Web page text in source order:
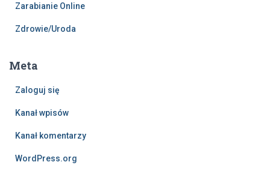
Zarabianie Online
Zdrowie/Uroda
Meta
Zaloguj się
Kanał wpisów
Kanał komentarzy
WordPress.org